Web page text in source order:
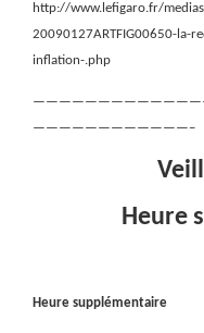
http://www.lefigaro.fr/
20090127ARTFIG00650-la-
inflation-.php
————————————–
Heure
Heure supplémentaire